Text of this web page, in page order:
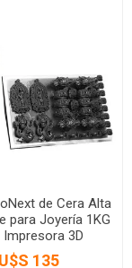
de Cera Alta
para Joyería 1KG
Impresora 3D
U$S 135